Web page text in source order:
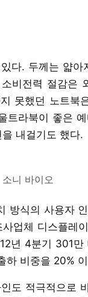
다. 두께는 얇
비전력 절감은
못했던 노트북
트라북이 좋은
내걸기도 했다.
소니 바이오
방식의 사용자
업체 디스플레
년 4분기 301만
하 비중을 20%
도 적극적으로